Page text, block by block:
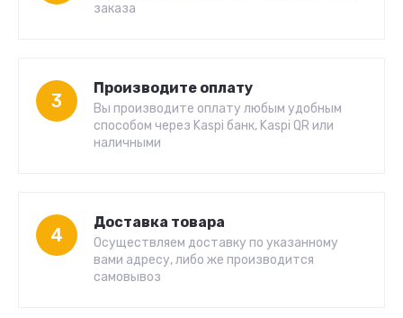
заказа
3
Производите оплату
Вы производите оплату любым удобным
способом через Kaspi банк, Kaspi QR или
наличными
4
Доставка товара
Осуществляем доставку по указанному
вами адресу, либо же производится
самовывоз